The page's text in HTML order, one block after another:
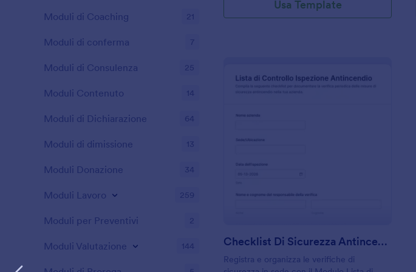
Usa Template
Checklist Di Sicurezza Antincendio Form
Registra e organizza le verifiche di
Moduli di Coaching 21
Moduli di conferma 7
Moduli di Consulenza 25
Moduli Contenuto 14
Moduli di Dichiarazione 64
Moduli di dimissione 13
Moduli Donazione 34
Moduli Lavoro 259
Moduli per Preventivi 2
Moduli Valutazione 144